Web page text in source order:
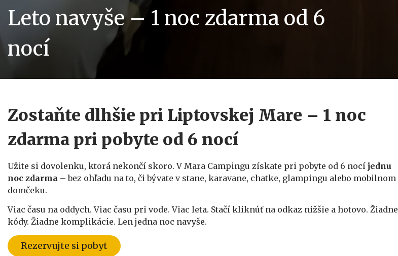
Leto navyše – 1 noc zdarma od 6
nocí
Zostaňte dlhšie pri Liptovskej Mare – 1 noc
zdarma pri pobyte od 6 nocí
Užite si dovolenku, ktorá nekončí skoro. V Mara Campingu získate pri pobyte od 6 nocí jednu
noc zdarma – bez ohľadu na to, či bývate v stane, karavane, chatke, glampingu alebo mobilnom
domčeku.
Viac času na oddych. Viac času pri vode. Viac leta. Stačí kliknúť na odkaz nižšie a hotovo. Žiadne
kódy. Žiadne komplikácie. Len jedna noc navyše.
Rezervujte si pobyt